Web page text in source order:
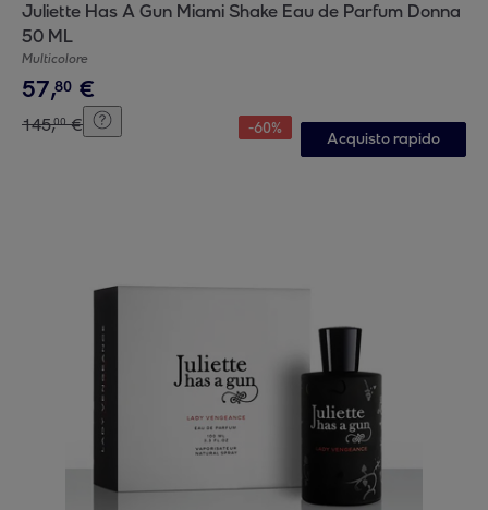
Juliette Has A Gun Miami Shake Eau de Parfum Donna
50 ML
Multicolore
57,80 €
145,00 € -60%
Acquisto rapido